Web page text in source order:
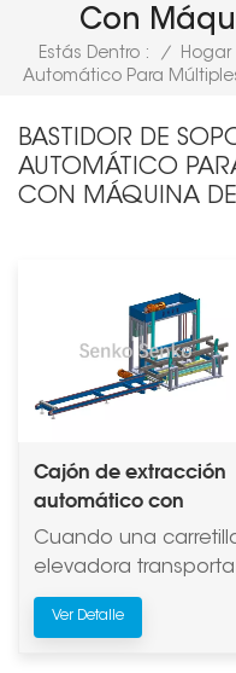
Con
Estás Dentro : / Hogar
Automático Para
BASTIDOR DE
AUTOMÁTICO
CON MÁQUINA DE
Cajón de extracción
automático con
estructura de soporte
de acero para
Cuando una
elevadora transporta
varias paletas de una
sola capa o pilas de
Ver Detalle